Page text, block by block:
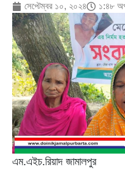
সেপ্টেম্বর ১০, ২০২৪ ১:৪৮
এম.এইচ.রিয়াদ জামালপুর